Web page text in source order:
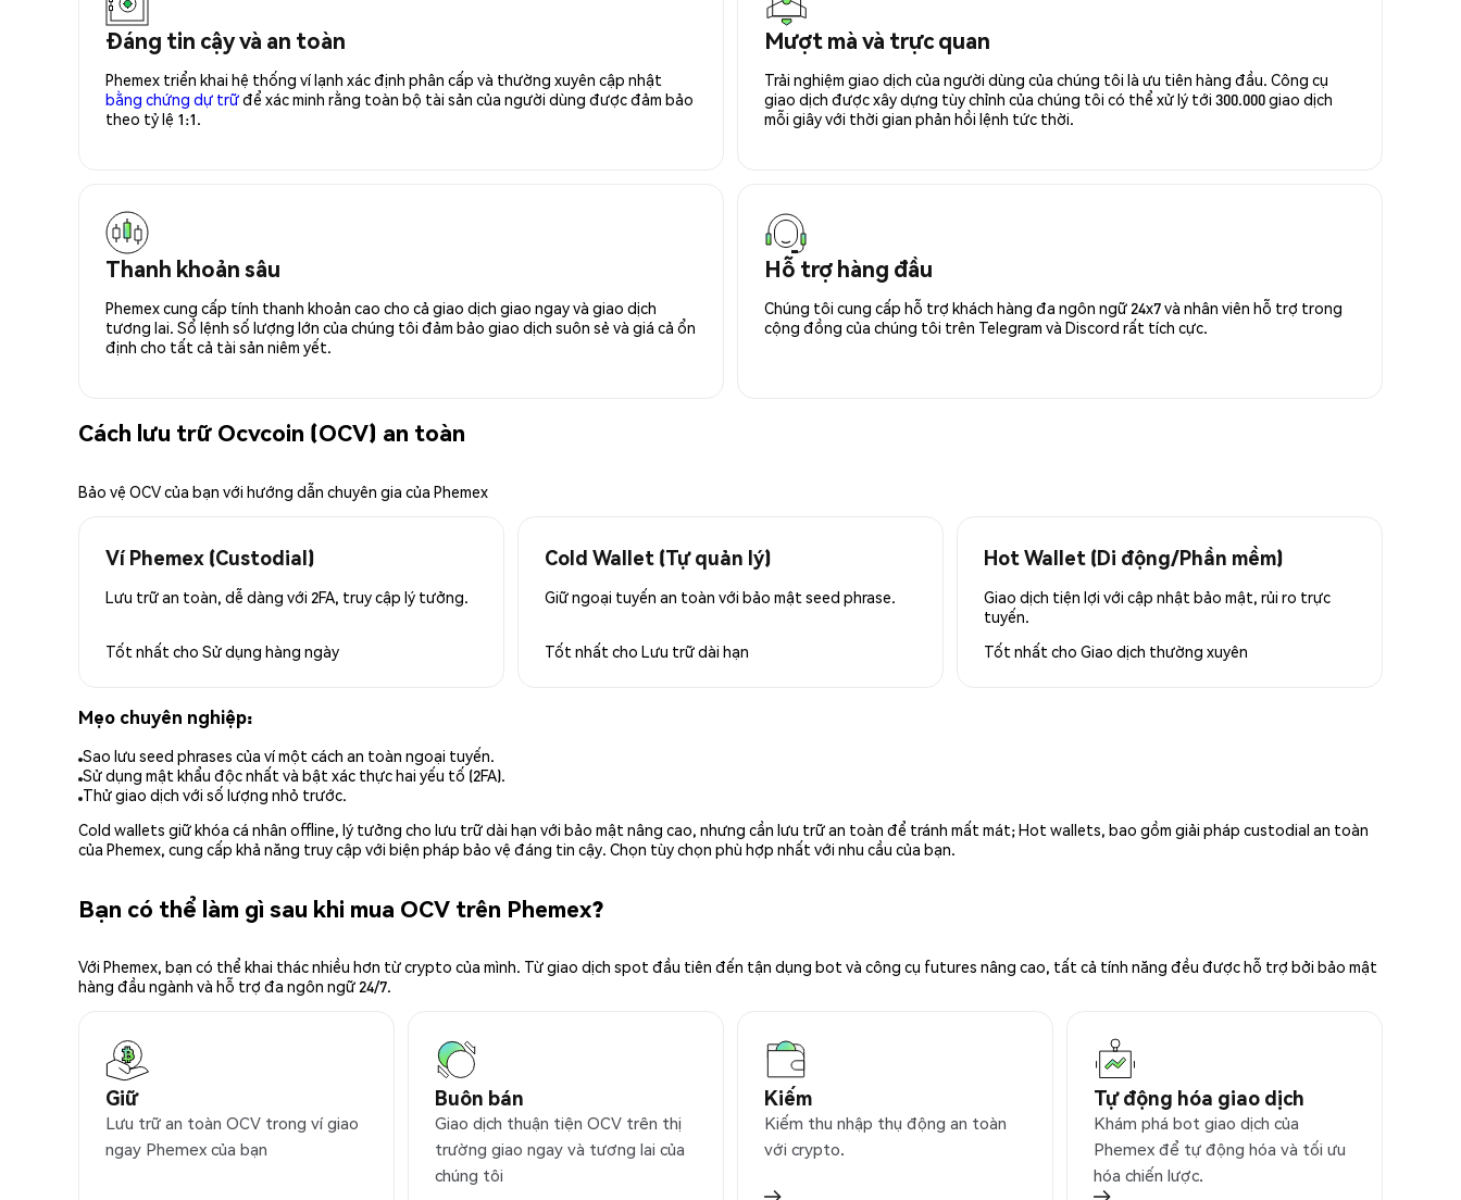
Đáng tin cậy và an toàn
Phemex triển khai hệ thống ví lạnh xác định phân cấp và thường xuyên cập nhật
bằng chứng dự trữđể xác minh rằng toàn bộ tài sản của người dùng được đảm bảo
theo tỷ lệ 1:1.
Mượt mà và trực quan
Trải nghiệm giao dịch của người dùng của chúng tôi là ưu tiên hàng đầu. Công cụ
giao dịch được xây dựng tùy chỉnh của chúng tôi có thể xử lý tới 300.000 giao dịch
mỗi giây với thời gian phản hồi lệnh tức thời.
Thanh khoản sâu
Phemex cung cấp tính thanh khoản cao cho cả giao dịch giao ngay và giao dịch
tương lai. Sổ lệnh số lượng lớn của chúng tôi đảm bảo giao dịch suôn sẻ và giá cả ổn
định cho tất cả tài sản niêm yết.
Hỗ trợ hàng đầu
Chúng tôi cung cấp hỗ trợ khách hàng đa ngôn ngữ 24x7 và nhân viên hỗ trợ trong
cộng đồng của chúng tôi trên Telegram và Discord rất tích cực.
Cách lưu trữ Ocvcoin (OCV) an toàn
Bảo vệ OCV của bạn với hướng dẫn chuyên gia của Phemex
Ví Phemex (Custodial)
Lưu trữ an toàn, dễ dàng với 2FA, truy cập lý tưởng.
Tốt nhất cho Sử dụng hàng ngày
Cold Wallet (Tự quản lý)
Giữ ngoại tuyến an toàn với bảo mật seed phrase.
Tốt nhất cho Lưu trữ dài hạn
Hot Wallet (Di động/Phần mềm)
Giao dịch tiện lợi với cập nhật bảo mật, rủi ro trực
tuyến.
Tốt nhất cho Giao dịch thường xuyên
Mẹo chuyên nghiệp:
Sao lưu seed phrases của ví một cách an toàn ngoại tuyến.
Sử dụng mật khẩu độc nhất và bật xác thực hai yếu tố (2FA).
Thử giao dịch với số lượng nhỏ trước.
Cold wallets giữ khóa cá nhân offline, lý tưởng cho lưu trữ dài hạn với bảo mật nâng cao, nhưng cần lưu trữ an toàn để tránh mất mát; Hot wallets, bao gồm giải pháp custodial an toàn
của Phemex, cung cấp khả năng truy cập với biện pháp bảo vệ đáng tin cậy. Chọn tùy chọn phù hợp nhất với nhu cầu của bạn.
Bạn có thể làm gì sau khi mua OCV trên Phemex?
Với Phemex, bạn có thể khai thác nhiều hơn từ crypto của mình. Từ giao dịch spot đầu tiên đến tận dụng bot và công cụ futures nâng cao, tất cả tính năng đều được hỗ trợ bởi bảo mật
hàng đầu ngành và hỗ trợ đa ngôn ngữ 24/7.
Giữ
Lưu trữ an toàn OCV trong ví giao
ngay Phemex của bạn
Buôn bán
Giao dịch thuận tiện OCV trên thị
trường giao ngay và tương lai của
chúng tôi
Kiếm
Kiếm thu nhập thụ động an toàn
với crypto.
Tự động hóa giao dịch
Khám phá bot giao dịch của
Phemex để tự động hóa và tối ưu
hóa chiến lược.